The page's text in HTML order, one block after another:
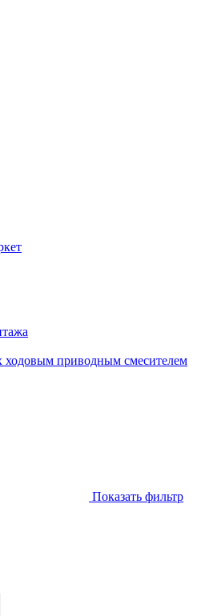
ходовым приводным смесителем
Показать фильтр